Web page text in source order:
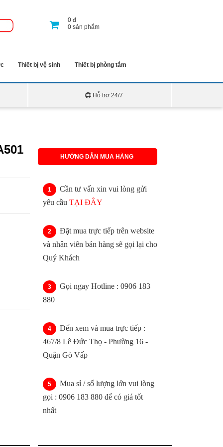
0đ
0sản phẩm
Thiết bị vệ sinh Thiết bị phòng tắm
Hỗ trợ 24/7
HƯỚNG DẪN MUA HÀNG
Cần tư vấn xin vui lòng gửi
yêu cầu TẠI ĐÂY
Đặt mua trực tiếp trên website
và nhân viên bán hàng sẽ gọi lại cho
Quý Khách
Gọi ngay Hotline : 0906 183
880
Đến xem và mua trực tiếp :
467/8 Lê Đức Thọ - Phường 16 -
Quận Gò Vấp
Mua sỉ / số lượng lớn vui lòng
gọi : 0906 183 880 để có giá tốt
nhất